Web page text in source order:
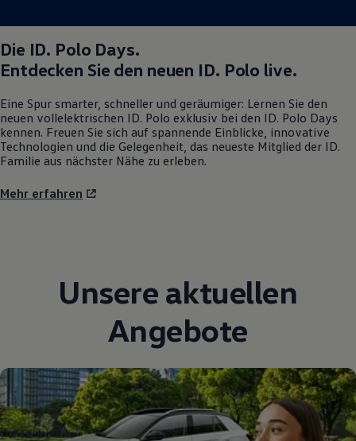
Lifestyle
Transport
Familie
Elektromobilität
Pannen- und Unfallhilfe
Volkswagen Kundenbetreuung
Die ID. Polo Days.
Entdecken Sie den neuen ID. Polo live.
Eine Spur smarter, schneller und geräumiger: Lernen Sie den
neuen vollelektrischen ID. Polo exklusiv bei den ID. Polo Days
kennen. Freuen Sie sich auf spannende Einblicke, innovative
Technologien und die Gelegenheit, das neueste Mitglied der ID.
Familie aus nächster Nähe zu erleben.
Mehr erfahren
Unsere aktuellen
Angebote